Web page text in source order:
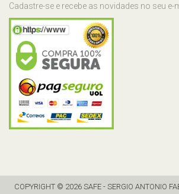
Cadastre-se e recebe as novidades no seu e-
COPYRIGHT © 2026 SAFE - SERGIO ANTONIO